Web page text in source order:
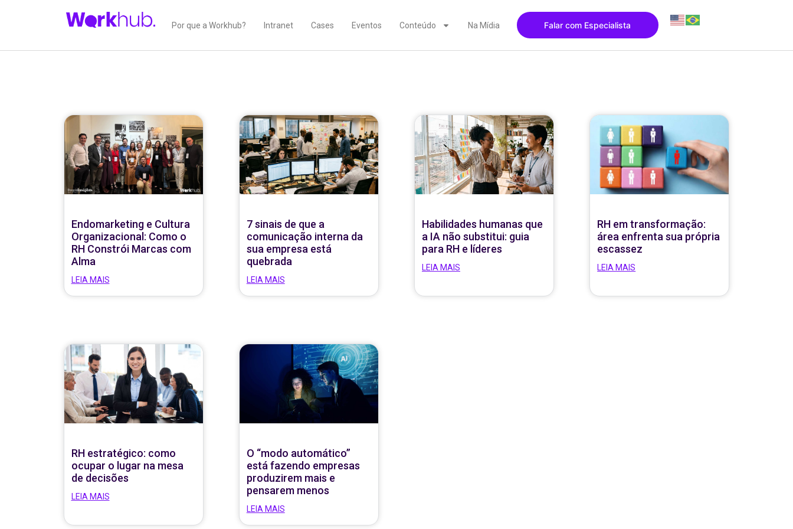
Por que a Workhub? Intranet Cases Eventos Conteúdo Na Mídia Falar com Especialista
Endomarketing e Cultura
Organizacional: Como o
RH Constrói Marcas com
Alma
LEIA MAIS
7 sinais de que a
comunicação interna da
sua empresa está
quebrada
LEIA MAIS
Habilidades humanas que
a IA não substitui: guia
para RH e líderes
LEIA MAIS
RH em transformação:
área enfrenta sua própria
escassez
LEIA MAIS
RH estratégico: como
ocupar o lugar na mesa
de decisões
LEIA MAIS
O “modo automático”
está fazendo empresas
produzirem mais e
pensarem menos
LEIA MAIS